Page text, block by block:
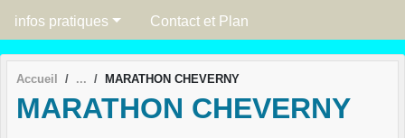
infos pratiques Contact et Plan
Accueil MARATHON CHEVERNY
MARATHON CHEVERNY